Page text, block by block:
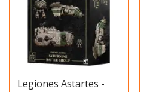
Legiones Astartes -